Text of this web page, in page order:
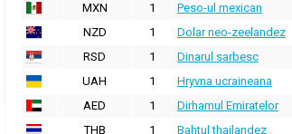
MXN
1 Peso-ul mexican
NZD
1 Dolar neo-zeelandez
RSD
1 Dinarul sarbesc
UAH
1 Hryvna ucraineana
AED
1 Dirhamul Emiratelor
THB
1 Bahtul thailandez